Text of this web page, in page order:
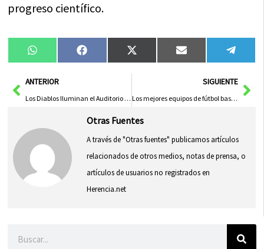
progreso científico.
Compartir
en
WhatsAppCompartir
en
FacebookCompartir
en
X
(Twitter)
Compartir
en
Email
en
AntANTERIOR
Los Diablos Iluminan el Auditorio con sus Éxitos Bajo el Sol Acalorado
SIGUIENTE
Los mejores equipos de fútbol base de España se reunirán en Ciudad Real para el Torneo Dragón en mayo y junio
Otras Fuentes
A través de "Otras fuentes" publicamos artículos
relacionados de otros medios, notas de prensa, o
artículos de usuarios no registrados en
Herencia.net